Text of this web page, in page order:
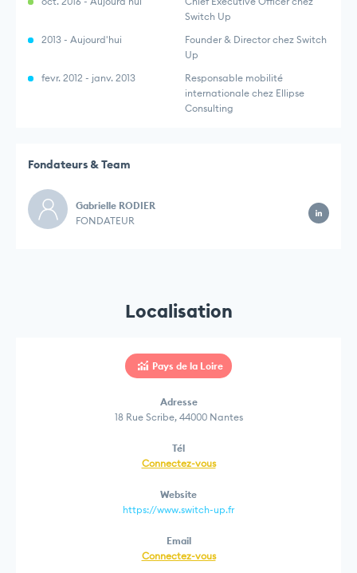
Switch Up
2013 - Aujourd'hui
Founder & Director chez Switch
Up
fevr. 2012 - janv. 2013
Responsable mobilité
internationale chez Ellipse
Consulting
Fondateurs & Team
Gabrielle RODIER
FONDATEUR
Localisation
Pays de la Loire
Adresse
18 Rue Scribe, 44000 Nantes
Tél
Connectez-vous
Website
https://www.switch-up.fr
Email
Connectez-vous